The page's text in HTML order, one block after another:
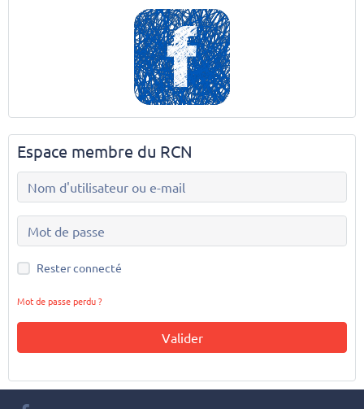
Espace membre du RCN
Rester connecté
Mot de passe perdu ?
Valider